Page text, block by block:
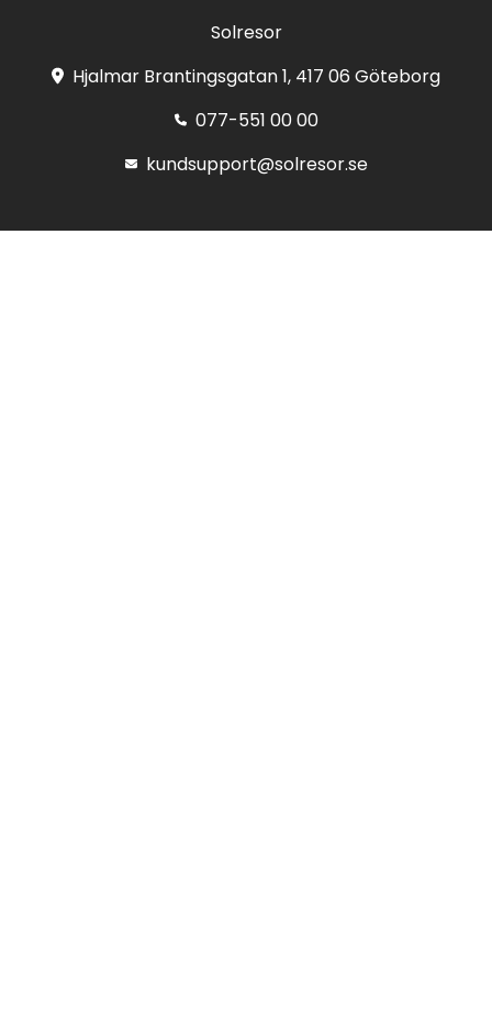
Solresor
Hjalmar Brantingsgatan 1, 417 06 Göteborg
077-551 00 00
kundsupport@solresor.se